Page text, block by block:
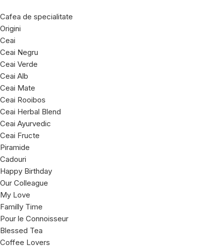
Cafea de specialitate
Origini
Ceai
Ceai Negru
Ceai Verde
Ceai Alb
Ceai Mate
Ceai Rooibos
Ceai Herbal Blend
Ceai Ayurvedic
Ceai Fructe
Piramide
Cadouri
Happy Birthday
Our Colleague
My Love
Familly Time
Pour le Connoisseur
Blessed Tea
Coffee Lovers